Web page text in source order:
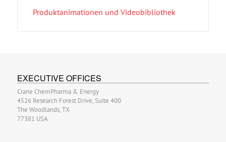
Produktanimationen und Videobibliothek
EXECUTIVE OFFICES
Crane ChemPharma & Energy
4526 Research Forest Drive, Suite 400
The Woodlands, TX
77381 USA